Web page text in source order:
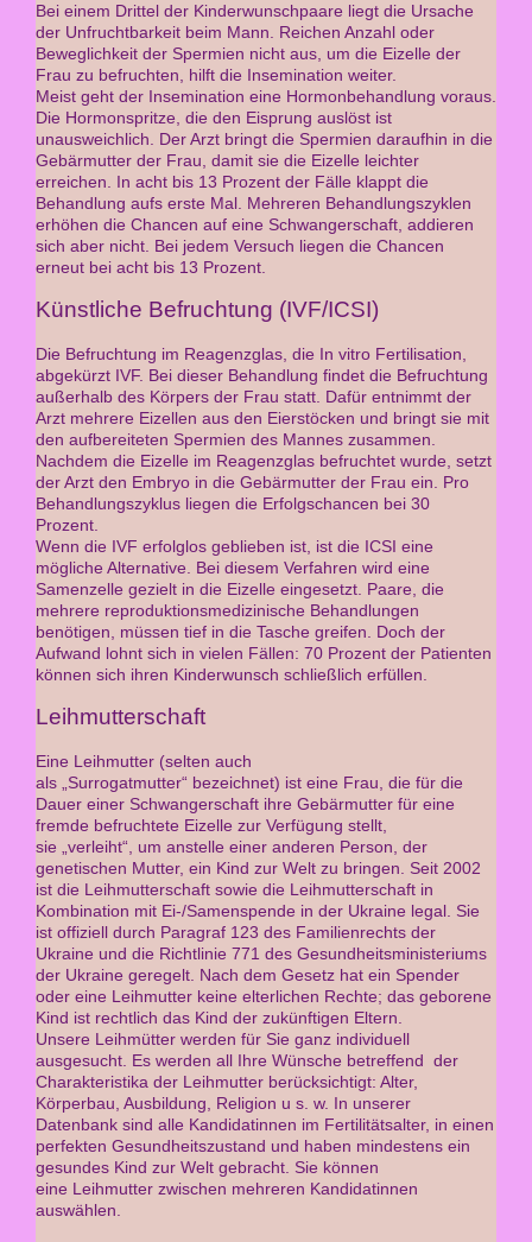
Bei einem Drittel der Kinderwunschpaare liegt die Ursache
der Unfruchtbarkeit beim Mann. Reichen Anzahl oder
Beweglichkeit der Spermien nicht aus, um die Eizelle der
Frau zu befruchten, hilft die Insemination weiter.
Meist geht der Insemination eine Hormonbehandlung voraus.
Die Hormonspritze, die den Eisprung auslöst ist
unausweichlich. Der Arzt bringt die Spermien daraufhin in die
Gebärmutter der Frau, damit sie die Eizelle leichter
erreichen. In acht bis 13 Prozent der Fälle klappt die
Behandlung aufs erste Mal. Mehreren Behandlungszyklen
erhöhen die Chancen auf eine Schwangerschaft, addieren
sich aber nicht. Bei jedem Versuch liegen die Chancen
erneut bei acht bis 13 Prozent.
Künstliche Befruchtung (IVF/ICSI)
Die Befruchtung im Reagenzglas, die In vitro Fertilisation,
abgekürzt IVF. Bei dieser Behandlung findet die Befruchtung
außerhalb des Körpers der Frau statt. Dafür entnimmt der
Arzt mehrere Eizellen aus den Eierstöcken und bringt sie mit
den aufbereiteten Spermien des Mannes zusammen.
Nachdem die Eizelle im Reagenzglas befruchtet wurde, setzt
der Arzt den Embryo in die Gebärmutter der Frau ein. Pro
Behandlungszyklus liegen die Erfolgschancen bei 30
Prozent.
Wenn die IVF erfolglos geblieben ist, ist die ICSI eine
mögliche Alternative. Bei diesem Verfahren wird eine
Samenzelle gezielt in die Eizelle eingesetzt. Paare, die
mehrere reproduktionsmedizinische Behandlungen
benötigen, müssen tief in die Tasche greifen. Doch der
Aufwand lohnt sich in vielen Fällen: 70 Prozent der Patienten
können sich ihren Kinderwunsch schließlich erfüllen.
Leihmutterschaft
Eine Leihmutter (selten auch
als „Surrogatmutter“ bezeichnet) ist eine Frau, die für die
Dauer einer Schwangerschaft ihre Gebärmutter für eine
fremde befruchtete Eizelle zur Verfügung stellt,
sie „verleiht“, um anstelle einer anderen Person, der
genetischen Mutter, ein Kind zur Welt zu bringen. Seit 2002
ist die Leihmutterschaft sowie die Leihmutterschaft in
Kombination mit Ei-/Samenspende in der Ukraine legal. Sie
ist offiziell durch Paragraf 123 des Familienrechts der
Ukraine und die Richtlinie 771 des Gesundheitsministeriums
der Ukraine geregelt. Nach dem Gesetz hat ein Spender
oder eine Leihmutter keine elterlichen Rechte; das geborene
Kind ist rechtlich das Kind der zukünftigen Eltern.
Unsere Leihmütter werden für Sie ganz individuell
ausgesucht. Es werden all Ihre Wünsche betreffend der
Charakteristika der Leihmutter berücksichtigt: Alter,
Körperbau, Ausbildung, Religion u s. w. In unserer
Datenbank sind alle Kandidatinnen im Fertilitätsalter, in einen
perfekten Gesundheitszustand und haben mindestens ein
gesundes Kind zur Welt gebracht. Sie können
eine Leihmutter zwischen mehreren Kandidatinnen
auswählen.